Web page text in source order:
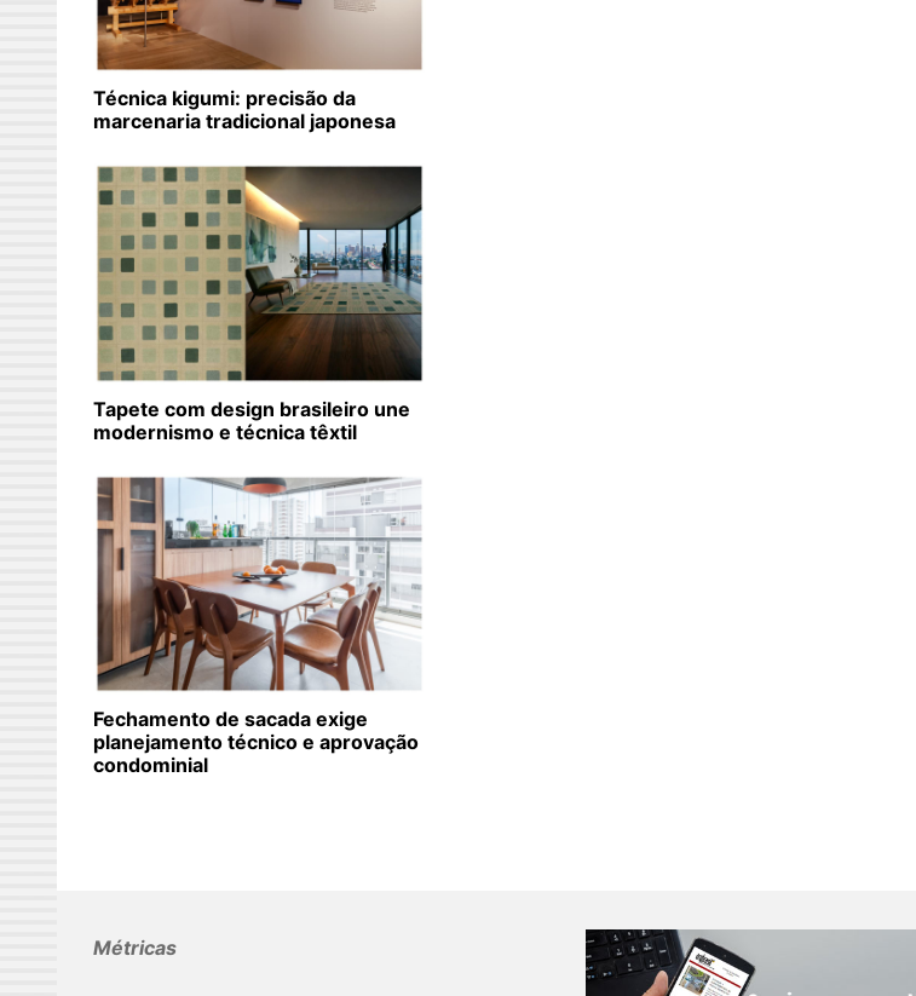
Técnica kigumi: precisão da
marcenaria tradicional japonesa
Tapete com design brasileiro une
modernismo e técnica têxtil
Fechamento de sacada exige
planejamento técnico e aprovação
condominial
Métricas